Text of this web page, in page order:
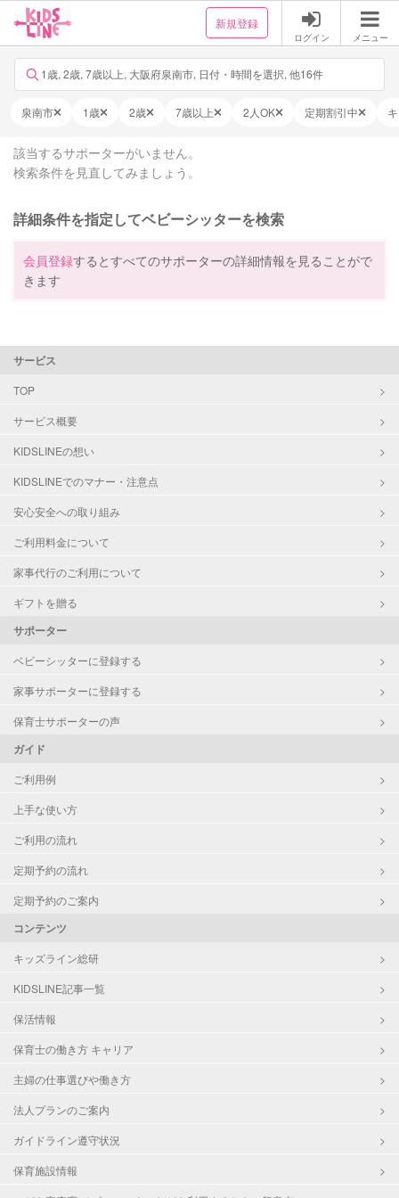
新規登録
ログイン メニュー
1歳, 2歳, 7歳以上, 大阪府泉南市, 日付・時間を選択, 他16件
泉南市 1歳 2歳 7歳以上 2人OK 定期割引中
該当するサポーターがいません。
検索条件を見直してみましょう。
詳細条件を指定してベビーシッターを検索
会員登録するとすべてのサポーターの詳細情報を見ることがで
きます
サービス
TOP
サービス概要
KIDSLINEの想い
KIDSLINEでのマナー・注意点
安心安全への取り組み
ご利用料金について
家事代行のご利用について
ギフトを贈る
サポーター
ベビーシッターに登録する
家事サポーターに登録する
保育士サポーターの声
ガイド
ご利用例
上手な使い方
ご利用の流れ
定期予約の流れ
定期予約のご案内
コンテンツ
キッズライン総研
KIDSLINE記事一覧
保活情報
保育士の働き方 キャリア
主婦の仕事選びや働き方
法人プランのご案内
ガイドライン遵守状況
保育施設情報